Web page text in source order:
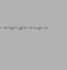
reinigen/geen droogkuis